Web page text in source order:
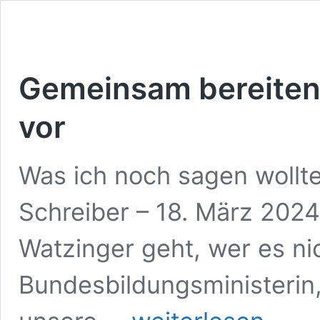
Gemeinsam
vor
Was ich noch sagen
Schreiber – 18. März
Watzinger geht, wer es
Gemeinsam